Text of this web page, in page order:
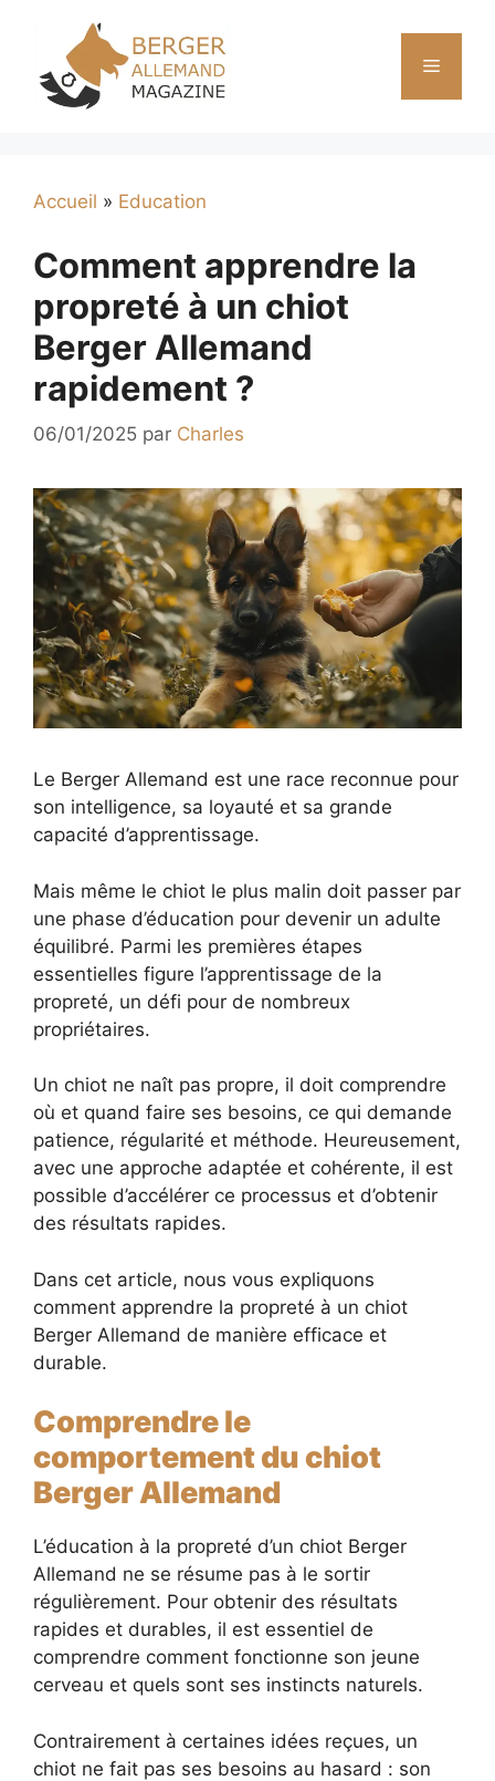
contenu
Menu
Accueil » Education
Comment apprendre la
propreté à un chiot
Berger Allemand
rapidement ?
06/01/2025 par Charles
Le Berger Allemand est une race reconnue pour
son intelligence, sa loyauté et sa grande
capacité d’apprentissage.
Mais même le chiot le plus malin doit passer par
une phase d’éducation pour devenir un adulte
équilibré. Parmi les premières étapes
essentielles figure l’apprentissage de la
propreté, un défi pour de nombreux
propriétaires.
Un chiot ne naît pas propre, il doit comprendre
où et quand faire ses besoins, ce qui demande
patience, régularité et méthode. Heureusement,
avec une approche adaptée et cohérente, il est
possible d’accélérer ce processus et d’obtenir
des résultats rapides.
Dans cet article, nous vous expliquons
comment apprendre la propreté à un chiot
Berger Allemand de manière efficace et
durable.
Comprendre le
comportement du chiot
Berger Allemand
L’éducation à la propreté d’un chiot Berger
Allemand ne se résume pas à le sortir
régulièrement. Pour obtenir des résultats
rapides et durables, il est essentiel de
comprendre comment fonctionne son jeune
cerveau et quels sont ses instincts naturels.
Contrairement à certaines idées reçues, un
chiot ne fait pas ses besoins au hasard : son